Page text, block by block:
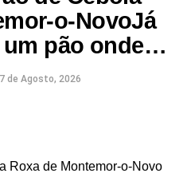
para o concelho:
Resíduos Sólidos
à Assembleia Municipal.
o-NovoJá
pão onde…
7 de Agosto, 2026
Roxa de Montemor-o-Novo